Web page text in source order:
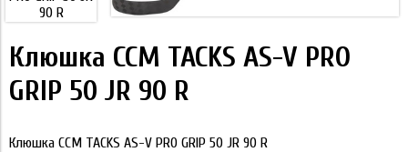
Клюшка CCM TACKS AS-V PRO
GRIP 50 JR 90 R
Клюшка CCM TACKS AS-V PRO GRIP 50 JR 90 R